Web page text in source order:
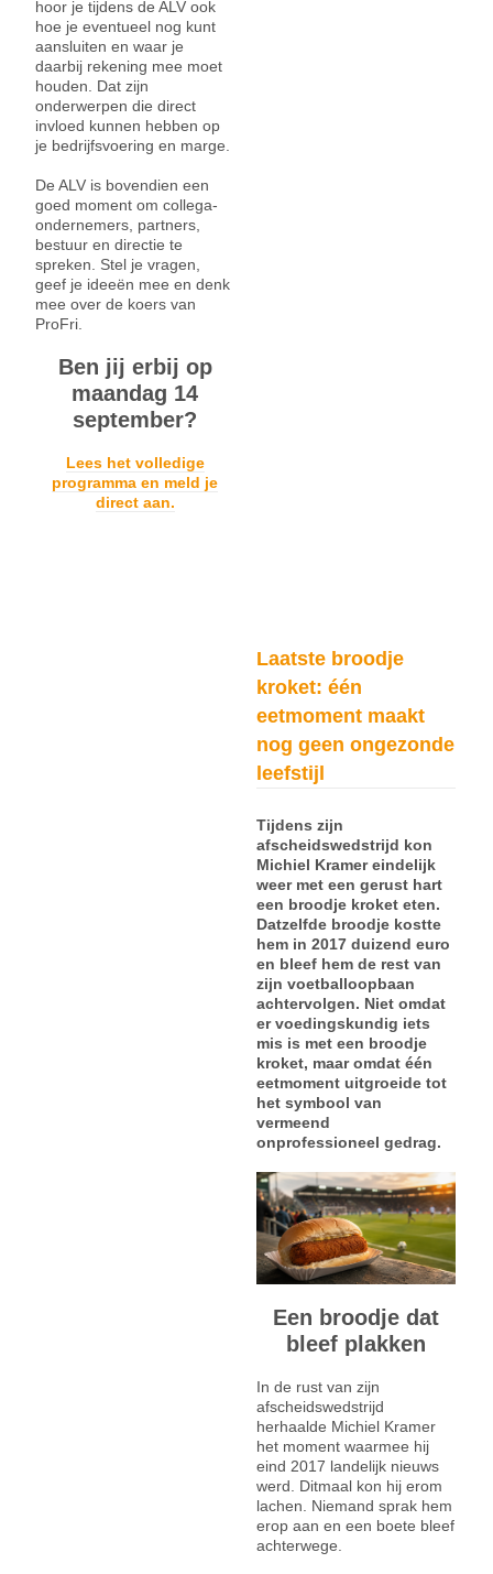
hoor je tijdens de ALV ook
hoe je eventueel nog kunt
aansluiten en waar je
daarbij rekening mee moet
houden. Dat zijn
onderwerpen die direct
invloed kunnen hebben op
je bedrijfsvoering en marge.
De ALV is bovendien een
goed moment om collega-
ondernemers, partners,
bestuur en directie te
spreken. Stel je vragen,
geef je ideeën mee en denk
mee over de koers van
ProFri.
Ben jij erbij op
maandag 14
september?
Lees het volledige
programma en meld je
direct aan.
Laatste broodje
kroket: één
eetmoment maakt
nog geen ongezonde
leefstijl
Tijdens zijn
afscheidswedstrijd kon
Michiel Kramer eindelijk
weer met een gerust hart
een broodje kroket eten.
Datzelfde broodje kostte
hem in 2017 duizend euro
en bleef hem de rest van
zijn voetballoopbaan
achtervolgen. Niet omdat
er voedingskundig iets
mis is met een broodje
kroket, maar omdat één
eetmoment uitgroeide tot
het symbool van
vermeend
onprofessioneel gedrag.
Een broodje dat
bleef plakken
In de rust van zijn
afscheidswedstrijd
herhaalde Michiel Kramer
het moment waarmee hij
eind 2017 landelijk nieuws
werd. Ditmaal kon hij erom
lachen. Niemand sprak hem
erop aan en een boete bleef
achterwege.